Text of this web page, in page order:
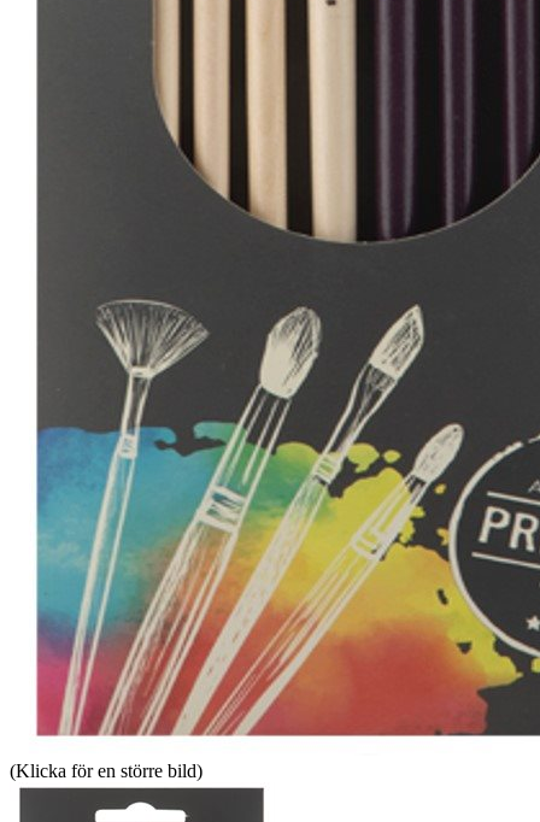
(Klicka för en större bild)